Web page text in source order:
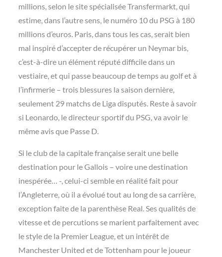
millions, selon le site spécialisée Transfermarkt, qui
estime, dans l’autre sens, le numéro 10 du PSG à 180
millions d’euros. Paris, dans tous les cas, serait bien
mal inspiré d’accepter de récupérer un Neymar bis,
c’est-à-dire un élément réputé difficile dans un
vestiaire, et qui passe beaucoup de temps au golf et à
l’infirmerie – trois blessures la saison dernière,
seulement 29 matchs de Liga disputés. Reste à savoir
si Leonardo, le directeur sportif du PSG, va avoir le
même avis que Passe D.
Si le club de la capitale française serait une belle
destination pour le Gallois – voire une destination
inespérée… -, celui-ci semble en réalité fait pour
l’Angleterre, où il a évolué tout au long de sa carrière,
exception faite de la parenthèse Real. Ses qualités de
vitesse et de percutions se marient parfaitement avec
le style de la Premier League, et un intérêt de
Manchester United et de Tottenham pour le joueur